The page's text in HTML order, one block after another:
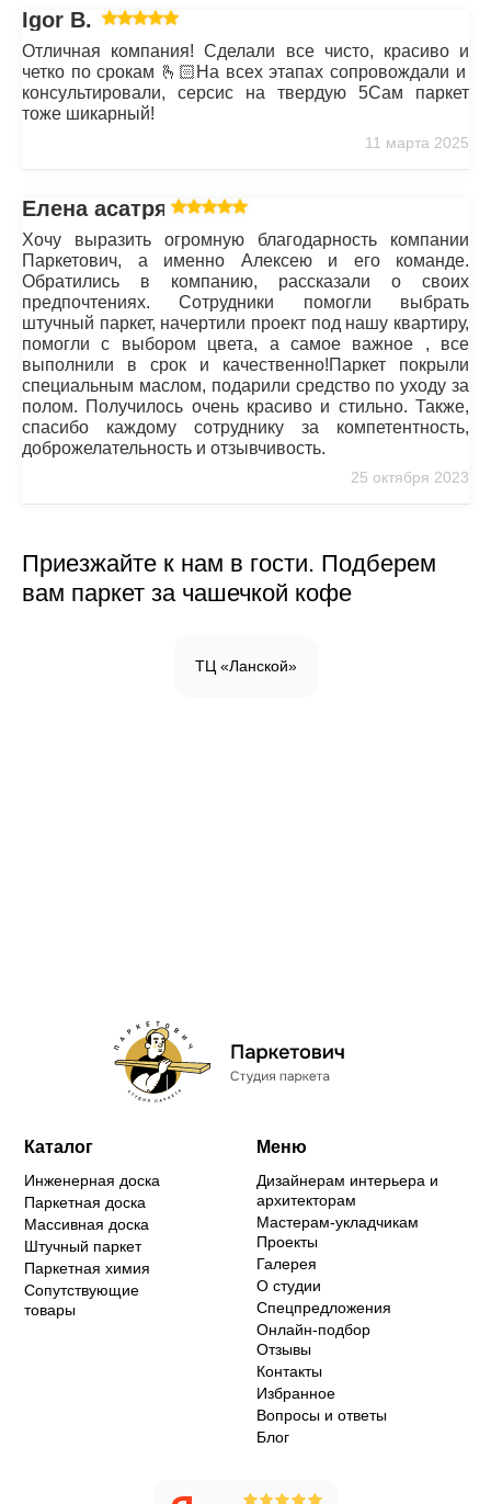
Igor B.
Отличная компания! Сделали все чисто, красиво и
четко по срокам 🫰🏻На всех этапах сопровождали и
консультировали, серсис на твердую 5Сам паркет
тоже шикарный!
11 марта 2025
Елена асатрян
Хочу выразить огромную благодарность компании
Паркетович, а именно Алексею и его команде.
Обратились в компанию, рассказали о своих
предпочтениях. Сотрудники помогли выбрать
штучный паркет, начертили проект под нашу квартиру,
помогли с выбором цвета, а самое важное , все
выполнили в срок и качественно!Паркет покрыли
специальным маслом, подарили средство по уходу за
полом. Получилось очень красиво и стильно. Также,
спасибо каждому сотруднику за компетентность,
доброжелательность и отзывчивость.
25 октября 2023
Приезжайте к нам в гости. Подберем
вам паркет за чашечкой кофе
ТЦ «Ланской»
Каталог
Инженерная доска
Паркетная доска
Массивная доска
Штучный паркет
Паркетная химия
Сопутствующие
товары
Меню
Дизайнерам интерьера и
архитекторам
Мастерам-укладчикам
Проекты
Галерея
О студии
Спецпредложения
Онлайн-подбор
Отзывы
Контакты
Избранное
Вопросы и ответы
Блог